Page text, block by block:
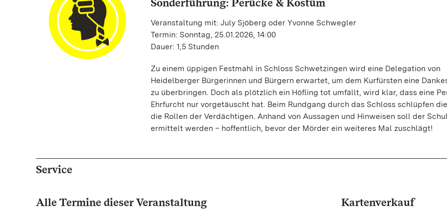
Veranstaltung mit: July Sjöberg oder Yvonne Schwegler
Termin: Sonntag, 25.01.2026, 14:00
Dauer: 1,5 Stunden
Zu einem üppigen Festmahl in Schloss Schwetzingen wird eine Delegation von
Heidelberger Bürgerinnen und Bürgern erwartet, um dem Kurfürsten eine
zu überbringen. Doch als plötzlich ein Höfling tot umfällt, wird klar, dass eine
Ehrfurcht nur vorgetäuscht hat. Beim Rundgang durch das Schloss schlüpfen
die Rollen der Verdächtigen. Anhand von Aussagen und Hinweisen soll der
ermittelt werden – hoffentlich, bevor der Mörder ein weiteres Mal zuschlägt!
Service
Alle Termine dieser Veranstaltung Kartenverkauf